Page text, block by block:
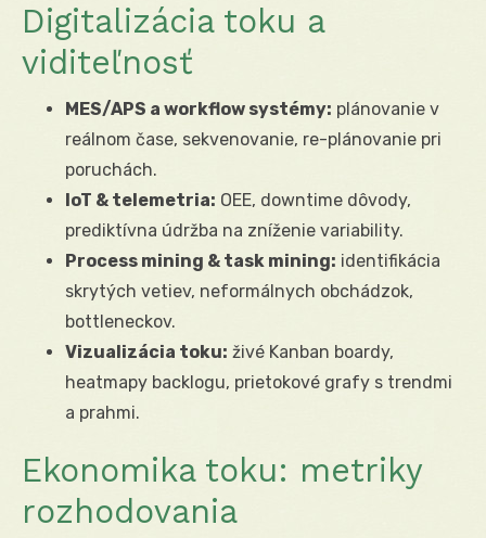
Digitalizácia toku a
viditeľnosť
MES/APS a workflow systémy: plánovanie v
reálnom čase, sekvenovanie, re-plánovanie pri
poruchách.
IoT & telemetria: OEE, downtime dôvody,
prediktívna údržba na zníženie variability.
Process mining & task mining: identifikácia
skrytých vetiev, neformálnych obchádzok,
bottleneckov.
Vizualizácia toku: živé Kanban boardy,
heatmapy backlogu, prietokové grafy s trendmi
a prahmi.
Ekonomika toku: metriky
rozhodovania